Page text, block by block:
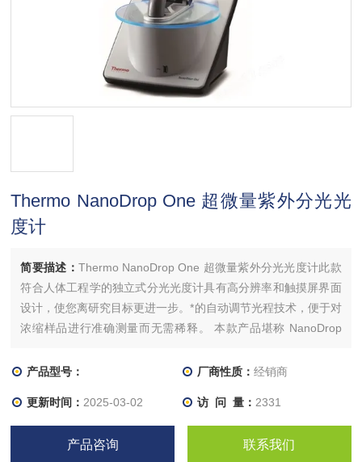
Thermo NanoDrop One 超微量紫外分光光
度计
简要描述： Thermo NanoDrop One 超微量紫外分光光度计此款
符合人体工程学的独立式分光光度计具有高分辨率和触摸屏界面
设计，使您离研究目标更进一步。*的自动调节光程技术，便于对
浓缩样品进行准确测量而无需稀释。 本款产品堪称 NanoDrop
产品型号：
厂商性质： 经销商
更新时间： 2025-03-02 访 问 量： 2331
产品咨询 联系我们